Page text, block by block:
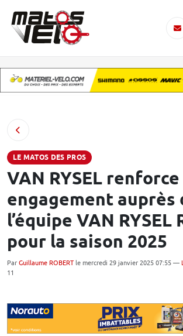
LE MATOS DES PROS
VAN RYSEL
engagement auprès
l’équipe VAN RYSEL
pour la saison 2025
Par Guillaume ROBERT le mercredi 29 janvier 2025 07:55 —
11